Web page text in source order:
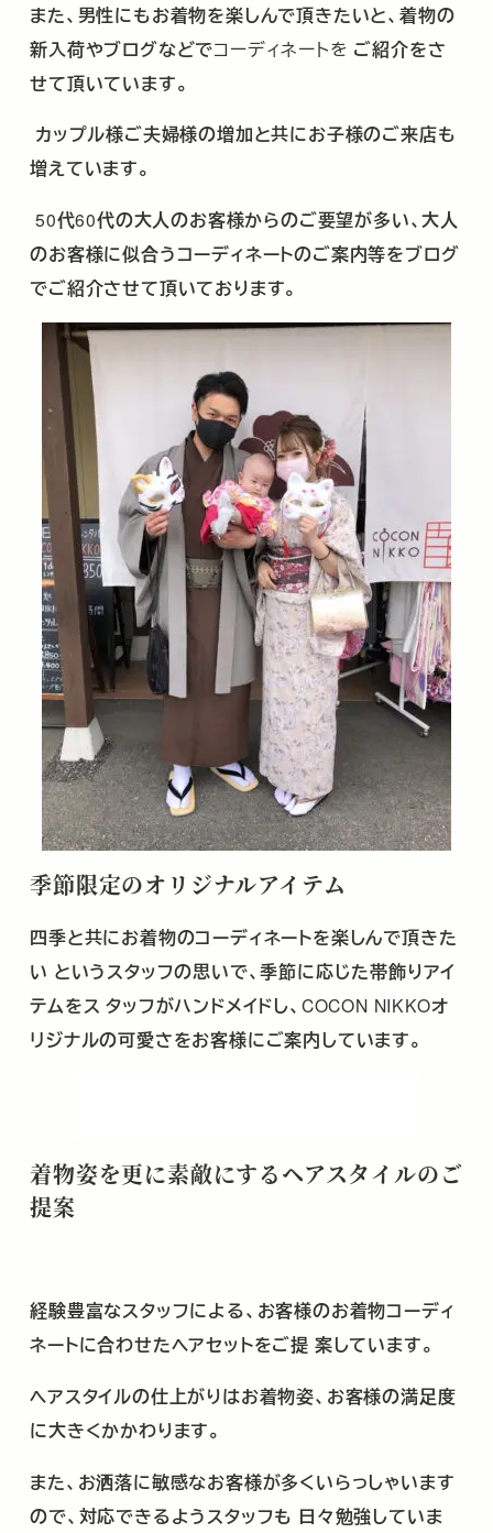
また、男性にもお着物を楽しんで頂きたいと、着物の
新入荷やブログなどでコーディネートを ご紹介をさ
せて頂いています。
カップル様ご夫婦様の増加と共にお子様のご来店も
増えています。
50代60代の大人のお客様からのご要望が多い、大人
のお客様に似合うコーディネートのご案内等をブログ
でご紹介させて頂いております。
季節限定のオリジナルアイテム
四季と共にお着物のコーディネートを楽しんで頂きた
い というスタッフの思いで、季節に応じた帯飾りアイ
テムをス タッフがハンドメイドし、 COCON NIKKOオ
リジナルの可愛さをお客様にご案内しています。
着物姿を更に素敵にするヘアスタイルのご
提案
経験豊富なスタッフによる、お客様のお着物コーディ
ネートに合わせたヘアセットをご提 案しています。
ヘアスタイルの仕上がりはお着物姿、お客様の満足度
に大きくかかわります。
また、お洒落に敏感なお客様が多くいらっしゃいます
ので、対応できるようスタッフも 日々勉強していま